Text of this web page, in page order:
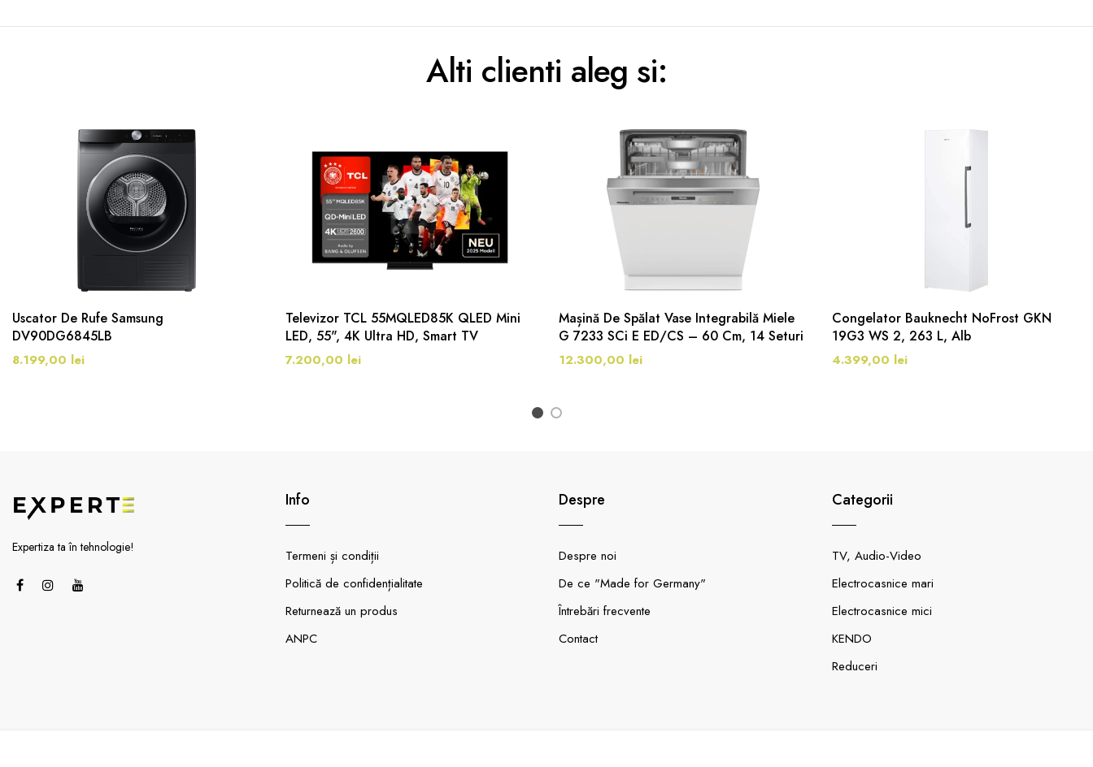
Alti clienti aleg si:
Uscator De Rufe Samsung
DV90DG6845LB
8.199,00 lei
Televizor TCL 55MQLED85K QLED Mini
LED, 55", 4K Ultra HD, Smart TV
7.200,00 lei
Mașină De Spălat Vase Integrabilă Miele
G 7233 SCi E ED/CS – 60 Cm, 14 Seturi
12.300,00 lei
Congelator Bauknecht NoFrost GKN
19G3 WS 2, 263 L, Alb
4.399,00 lei
1 2
Expertiza ta în tehnologie!
Info
Termeni și condiții
Politică de confidențialitate
Returnează un produs
ANPC
Despre
Despre noi
De ce "Made for Germany"
Întrebări frecvente
Contact
Categorii
TV, Audio-Video
Electrocasnice mari
Electrocasnice mici
KENDO
Reduceri